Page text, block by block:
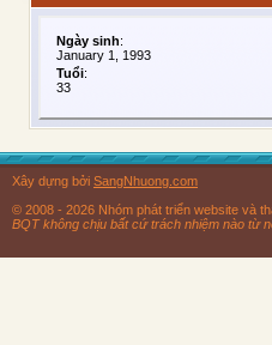
Ngày sinh:
January 1, 1993
Tuổi:
33
Xây dựng bởi SangNhuong.com
© 2008 - 2026 Nhóm phát triển website và
BQT không chịu bất cứ trách nhiệm nào từ